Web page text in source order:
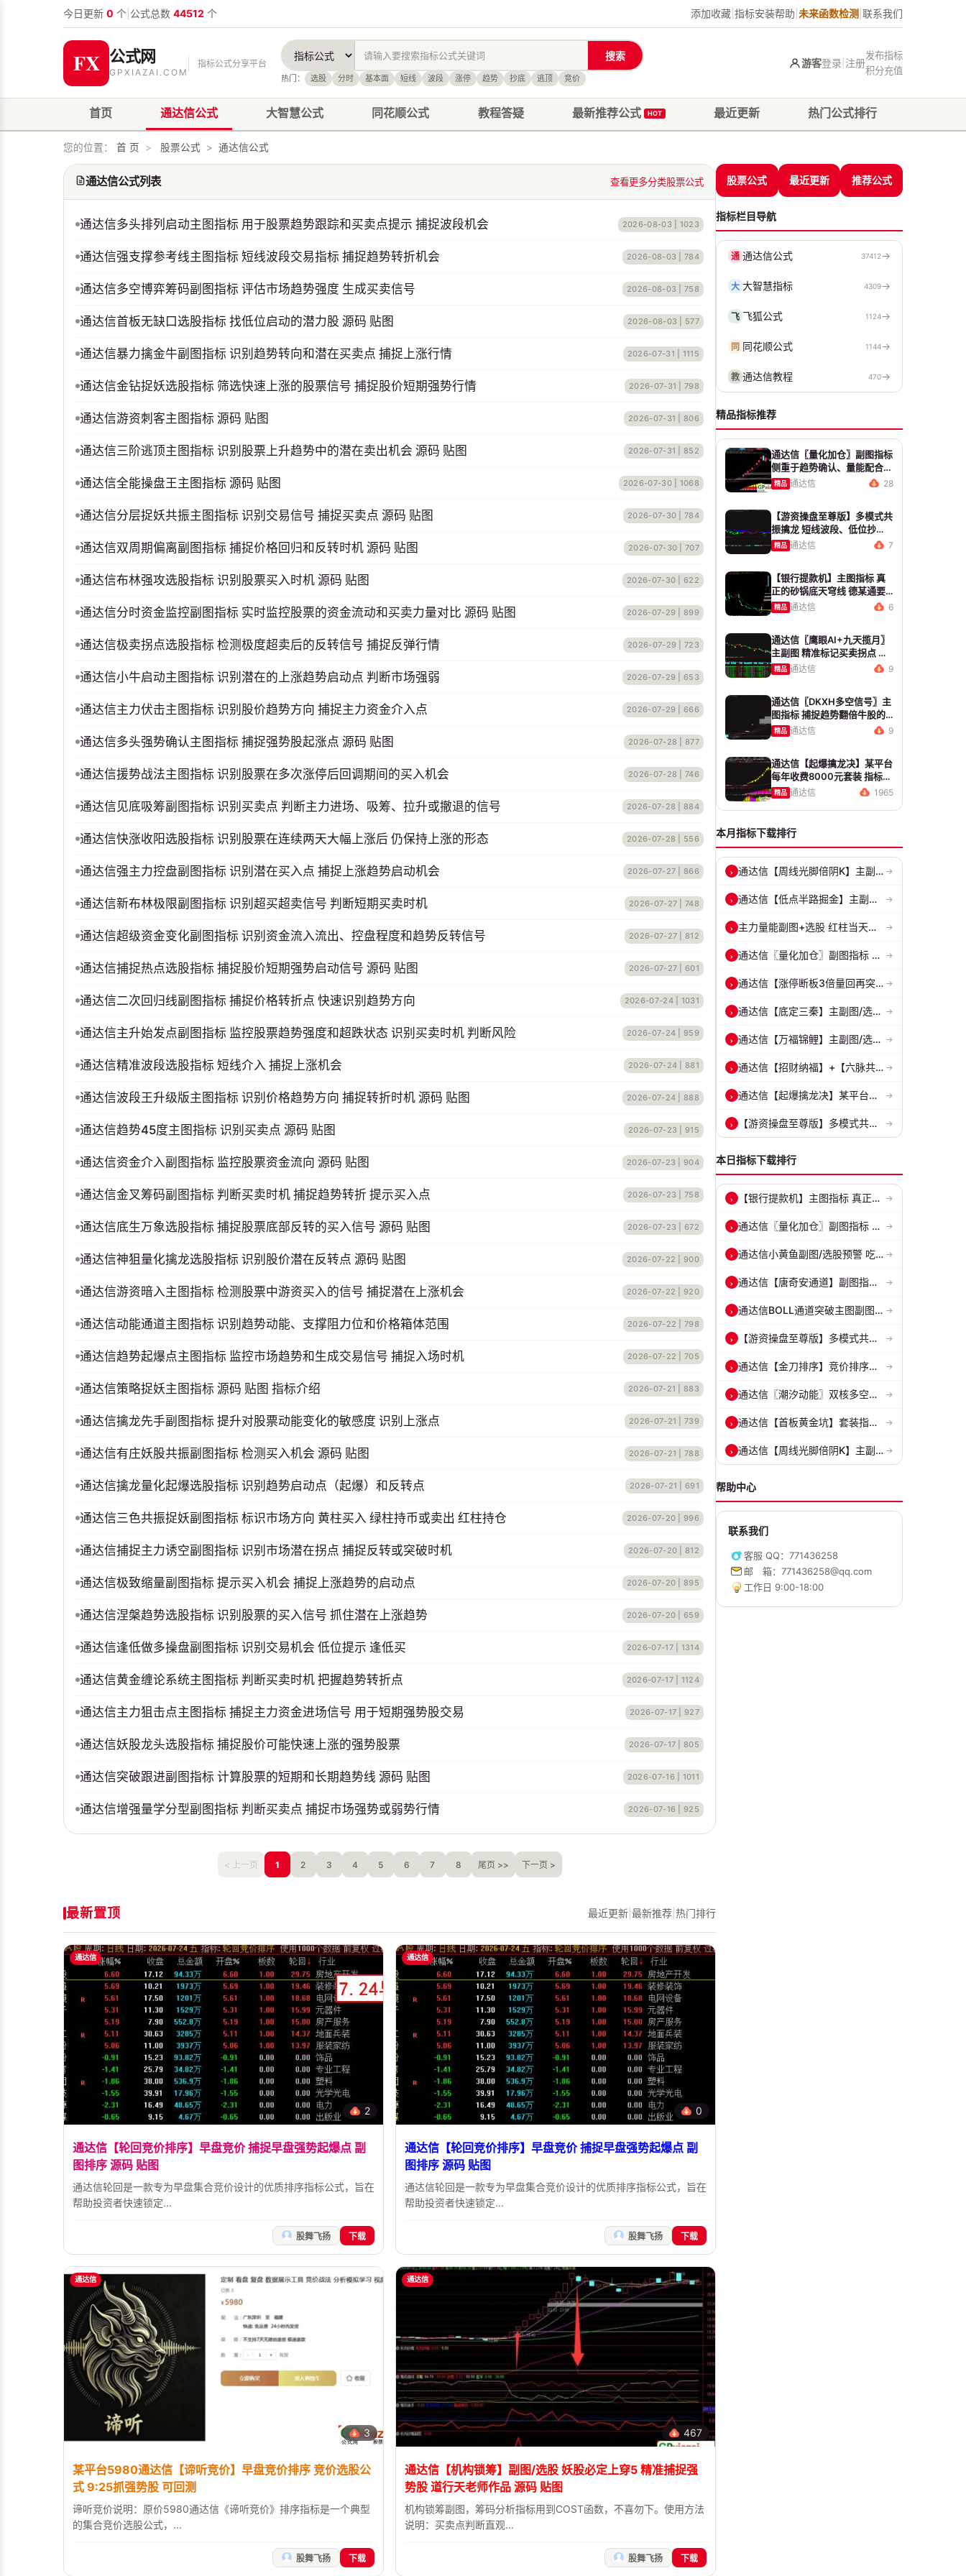
今日更新 0 个 公式总数 44512 个 添加收藏 指标安装帮助 未来函数检测 联系我们
公式网
GPXIAZAI.COM
指标公式分享平台
搜索
热门： 选股 分时 基本面 短线 波段 涨停 趋势 抄底 逃顶 竞价
游客登录 注册
发布指标
积分充值
首页 通达信公式 大智慧公式 同花顺公式 教程答疑 最新推荐公式 HOT 最近更新 热门公式排行
您的位置： 首 页 > 股票公式 > 通达信公式
通达信公式列表 查看更多分类股票公式
通达信多头排列启动主图指标 用于股票趋势跟踪和买卖点提示 捕捉波段机会 2026-08-03 | 1023
通达信强支撑参考线主图指标 短线波段交易指标 捕捉趋势转折机会 2026-08-03 | 784
通达信多空博弈筹码副图指标 评估市场趋势强度 生成买卖信号 2026-08-03 | 758
通达信首板无缺口选股指标 找低位启动的潜力股 源码 贴图 2026-08-03 | 577
通达信暴力擒金牛副图指标 识别趋势转向和潜在买卖点 捕捉上涨行情 2026-07-31 | 1115
通达信金钻捉妖选股指标 筛选快速上涨的股票信号 捕捉股价短期强势行情 2026-07-31 | 798
通达信游资刺客主图指标 源码 贴图 2026-07-31 | 806
通达信三阶逃顶主图指标 识别股票上升趋势中的潜在卖出机会 源码 贴图 2026-07-31 | 852
通达信全能操盘王主图指标 源码 贴图 2026-07-30| 1068
通达信分层捉妖共振主图指标 识别交易信号 捕捉买卖点 源码 贴图 2026-07-30 | 784
通达信双周期偏离副图指标 捕捉价格回归和反转时机 源码 贴图 2026-07-30 | 707
通达信布林强攻选股指标 识别股票买入时机 源码 贴图 2026-07-30 | 622
通达信分时资金监控副图指标 实时监控股票的资金流动和买卖力量对比 源码 贴图 2026-07-29 | 899
通达信极卖拐点选股指标 检测极度超卖后的反转信号 捕捉反弹行情 2026-07-29 | 723
通达信小牛启动主图指标 识别潜在的上涨趋势启动点 判断市场强弱 2026-07-29 | 653
通达信主力伏击主图指标 识别股价趋势方向 捕捉主力资金介入点 2026-07-29 | 666
通达信多头强势确认主图指标 捕捉强势股起涨点 源码 贴图 2026-07-28 | 877
通达信援势战法主图指标 识别股票在多次涨停后回调期间的买入机会 2026-07-28 | 746
通达信见底吸筹副图指标 识别买卖点 判断主力进场、吸筹、拉升或撤退的信号 2026-07-28 | 884
通达信快涨收阳选股指标 识别股票在连续两天大幅上涨后 仍保持上涨的形态 2026-07-28 | 556
通达信强主力控盘副图指标 识别潜在买入点 捕捉上涨趋势启动机会 2026-07-27 | 866
通达信新布林极限副图指标 识别超买超卖信号 判断短期买卖时机 2026-07-27 | 748
通达信超级资金变化副图指标 识别资金流入流出、控盘程度和趋势反转信号 2026-07-27 | 812
通达信捕捉热点选股指标 捕捉股价短期强势启动信号 源码 贴图 2026-07-27 | 601
通达信二次回归线副图指标 捕捉价格转折点 快速识别趋势方向 2026-07-24| 1031
通达信主升始发点副图指标 监控股票趋势强度和超跌状态 识别买卖时机 判断风险 2026-07-24 | 959
通达信精准波段选股指标 短线介入 捕捉上涨机会 2026-07-24 | 881
通达信波段王升级版主图指标 识别价格趋势方向 捕捉转折时机 源码 贴图 2026-07-24 | 888
通达信趋势45度主图指标 识别买卖点 源码 贴图 2026-07-23 | 915
通达信资金介入副图指标 监控股票资金流向 源码 贴图 2026-07-23 | 904
通达信金叉筹码副图指标 判断买卖时机 捕捉趋势转折 提示买入点 2026-07-23 | 758
通达信底生万象选股指标 捕捉股票底部反转的买入信号 源码 贴图 2026-07-23 | 672
通达信神狙量化擒龙选股指标 识别股价潜在反转点 源码 贴图 2026-07-22 | 900
通达信游资暗入主图指标 检测股票中游资买入的信号 捕捉潜在上涨机会 2026-07-22 | 920
通达信动能通道主图指标 识别趋势动能、支撑阻力位和价格箱体范围 2026-07-22 | 798
通达信趋势起爆点主图指标 监控市场趋势和生成交易信号 捕捉入场时机 2026-07-22 | 705
通达信策略捉妖主图指标 源码 贴图 指标介绍 2026-07-21 | 883
通达信擒龙先手副图指标 提升对股票动能变化的敏感度 识别上涨点 2026-07-21 | 739
通达信有庄妖股共振副图指标 检测买入机会 源码 贴图 2026-07-21 | 788
通达信擒龙量化起爆选股指标 识别趋势启动点（起爆）和反转点 2026-07-21 | 691
通达信三色共振捉妖副图指标 标识市场方向 黄柱买入 绿柱持币或卖出 红柱持仓 2026-07-20 | 996
通达信捕捉主力诱空副图指标 识别市场潜在拐点 捕捉反转或突破时机 2026-07-20 | 812
通达信极致缩量副图指标 提示买入机会 捕捉上涨趋势的启动点 2026-07-20 | 895
通达信涅槃趋势选股指标 识别股票的买入信号 抓住潜在上涨趋势 2026-07-20 | 659
通达信逢低做多操盘副图指标 识别交易机会 低位提示 逢低买 2026-07-17| 1314
通达信黄金缠论系统主图指标 判断买卖时机 把握趋势转折点 2026-07-17| 1124
通达信主力狙击点主图指标 捕捉主力资金进场信号 用于短期强势股交易 2026-07-17 | 927
通达信妖股龙头选股指标 捕捉股价可能快速上涨的强势股票 2026-07-17 | 805
通达信突破跟进副图指标 计算股票的短期和长期趋势线 源码 贴图 2026-07-16 | 1011
通达信增强量学分型副图指标 判断买卖点 捕捉市场强势或弱势行情 2026-07-16 | 925
< 上一页 1 2 3 4 5 6 7 8 尾页 >> 下一页 >
最新置顶 最近更新 最新推荐 热门排行
通达信
2
通达信【轮回竞价排序】早盘竞价 捕捉早盘强势起爆点 副
图排序 源码 贴图
通达信轮回是一款专为早盘集合竞价设计的优质排序指标公式，旨在
帮助投资者快速锁定...
股舞飞扬 下载
通达信
0
通达信【轮回竞价排序】早盘竞价 捕捉早盘强势起爆点 副
图排序 源码 贴图
通达信轮回是一款专为早盘集合竞价设计的优质排序指标公式，旨在
帮助投资者快速锁定...
股舞飞扬 下载
通达信
3
某平台5980通达信【谛听竞价】早盘竞价排序 竞价选股公
式 9:25抓强势股 可回测
谛听竞价说明：原价5980通达信《谛听竞价》排序指标是一个典型
的集合竞价选股公式，...
股舞飞扬 下载
通达信
467
通达信【机构锁筹】副图/选股 妖股必定上穿5 精准捕捉强
势股 道行天老师作品 源码 贴图
机构锁筹副图，筹码分析指标用到COST函数，不喜勿下。使用方法
说明：买卖点判断直观...
股舞飞扬 下载
股票公式 最近更新 推荐公式
指标栏目导航
通 通达信公式 37412→
大 大智慧指标 4309→
飞 飞狐公式 1124→
同 同花顺公式 1144→
教 通达信教程 470→
精品指标推荐
通达信〖量化加仓〗副图指标
侧重于趋势确认、量能配合与
高低位反转信号 源码 贴图
精品 通达信 28
【游资操盘至尊版】多模式共
振擒龙 短线波段、低位抄
底、游资启动行情量身打造
精品 通达信 7
【银行提款机】主图指标 真
正的砂锅底天穹线 德某通要
价10万的主图核心算法雷同
版
精品 通达信 6
通达信〖鹰眼AI+九天揽月〗
主副图 精准标记买卖拐点 九
维因子共振过滤杂波
精品 通达信 9
通达信〖DKXH多空信号〗主
图指标 捕捉趋势翻倍牛股的
最佳股票指标公式之一
精品 通达信 9
通达信【起爆擒龙决】某平台
每年收费8000元套装 指标源
码 无未来
精品 通达信 1965
本月指标下载排行
› 通达信【周线光脚倍阴K】主副图/选股 深度量化光脚倍阴筑底逻辑 源码无... →
› 通达信【低点半路掘金】主副图/选股指标 挖掘低吸 半路下跌低吸思路 源... →
› 主力量能副图+选股 红柱当天主动买入量 绿柱主动卖出量 →
› 通达信〖量化加仓〗副图指标 侧重于趋势确认、量能配合与高低位反转信号... →
› 通达信【涨停断板3倍量回再突破】核心逻辑分享 整体思路是捕捉首板后的... →
› 通达信【底定三秦】主副图/选股 连板龙头低吸精准量化 出票少而精 五年... →
› 通达信【万福锦鲤】主副图/选股 一进二主升和锦鲤回调两种模式 源码 →
› 通达信【招财纳福】+【六脉共振】主副图/选股 自用经历实战的指标 抓强... →
› 通达信【起爆擒龙决】某平台每年收费8000元套装 指标源码 无未来 →
› 【游资操盘至尊版】多模式共振擒龙 短线波段、低位抄底、游资启动行情量... →
本日指标下载排行
› 【银行提款机】主图指标 真正的砂锅底天穹线 德某通要价10万的主图核心... →
› 通达信〖量化加仓〗副图指标 侧重于趋势确认、量能配合与高低位反转信号... →
› 通达信小黄鱼副图/选股预警 吃肉密码 捕捉最强拉升段 源码 贴图 →
› 通达信【唐奇安通道】副图指标 ●●关键位置●●大概率区间 →
› 通达信BOLL通道突破主图副图和选股指标 BOLL通达突破追踪主力动向 源码... →
› 【游资操盘至尊版】多模式共振擒龙 短线波段、低位抄底、游资启动行情量... →
› 通达信【金刀排序】竞价排序选股指标 精准捕捉强势首板 源码 贴图 →
› 通达信〖潮汐动能〗双核多空副图 评估上涨动能 量化判断多空力量的强弱... →
› 通达信【首板黄金坑】套装指标 捉妖必备神器 精准捕捉强势股的起爆点 源... →
› 通达信【周线光脚倍阴K】主副图/选股 深度量化光脚倍阴筑底逻辑 源码无... →
帮助中心
联系我们
客服 QQ：771436258
邮 箱：771436258@qq.com
工作日 9:00-18:00